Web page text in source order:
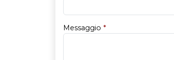
Messaggio *